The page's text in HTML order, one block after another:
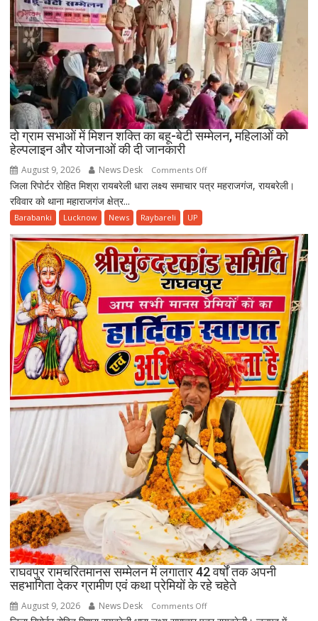
परिषद
की
बैठक
हुई
संपन्न
दो ग्राम सभाओं में मिशन शक्ति का बहू-बेटी सम्मेलन, महिलाओं को
हेल्पलाइन और योजनाओं की दी जानकारी
August 9, 2026 News Desk Comments Offon
दो
में
मिशन
शक्ति
का
बहू-
बेटी
सम्मेलन,
महिलाओं
को
हेल्पलाइन
और
योजनाओं
की
दी
जानकारी
जिला रिपोर्टर रोहित मिश्रा रायबरेली धारा लक्ष्य समाचार पत्र महराजगंज, रायबरेली।
रविवार को थाना महाराजगंज क्षेत्र...
Barabanki Lucknow News Raybareli UP
राघवपुर रामचरितमानस सम्मेलन में लगातार 42 वर्षों तक अपनी
सहभागिता देकर ग्रामीण एवं कथा प्रेमियों के रहे चहेते
August 9, 2026 News Desk Comments Offon